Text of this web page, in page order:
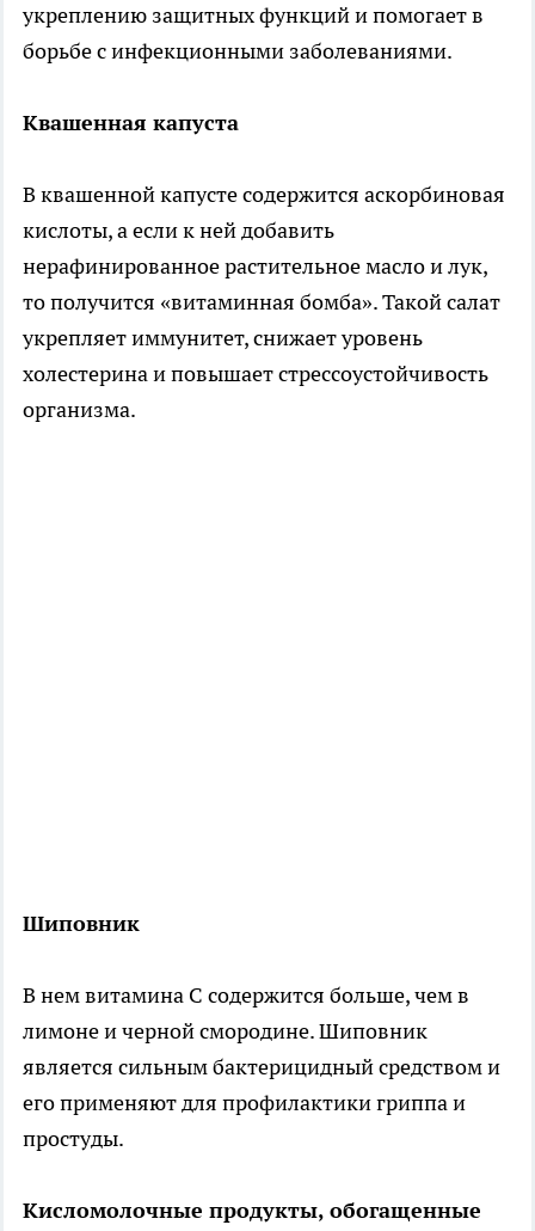
укреплению защитных функций и помогает в
борьбе с инфекционными заболеваниями.
Квашенная капуста
В квашенной капусте содержится аскорбиновая
кислоты, а если к ней добавить
нерафинированное растительное масло и лук,
то получится «витаминная бомба». Такой салат
укрепляет иммунитет, снижает уровень
холестерина и повышает стрессоустойчивость
организма.
Шиповник
В нем витамина С содержится больше, чем в
лимоне и черной смородине. Шиповник
является сильным бактерицидный средством и
его применяют для профилактики гриппа и
простуды.
Кисломолочные продукты, обогащенные